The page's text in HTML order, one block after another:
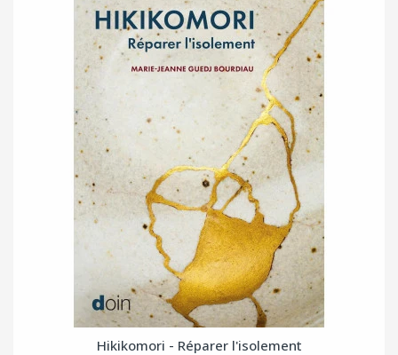
Hikikomori - Réparer l'isolement